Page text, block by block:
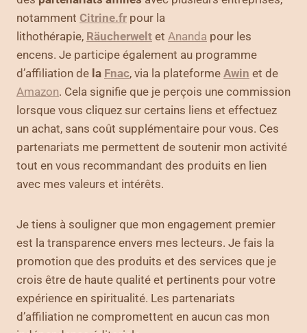
notamment Citrine.fr pour la
lithothérapie, Räucherwelt et Ananda pour les
encens. Je participe également au programme
d’affiliation de la Fnac, via la plateforme Awin et de
Amazon. Cela signifie que je perçois une commission
lorsque vous cliquez sur certains liens et effectuez
un achat, sans coût supplémentaire pour vous. Ces
partenariats me permettent de soutenir mon activité
tout en vous recommandant des produits en lien
avec mes valeurs et intérêts.
Je tiens à souligner que mon engagement premier
est la transparence envers mes lecteurs. Je fais la
promotion que des produits et des services que je
crois être de haute qualité et pertinents pour votre
expérience en spiritualité. Les partenariats
d’affiliation ne compromettent en aucun cas mon